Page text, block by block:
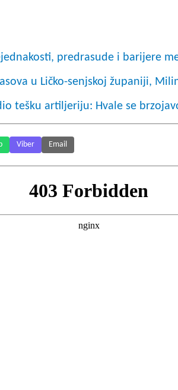
predrasude i barijere
u Ličko-senjskoj županiji,
tešku artiljeriju: Hvale se
Viber Email